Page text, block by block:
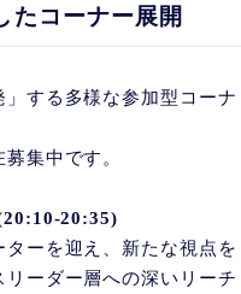
たコーナー展開
する多様な参加型コーナ
集中です。
20:35)
ターを迎え、新たな視点を
ーダー層への深いリーチ